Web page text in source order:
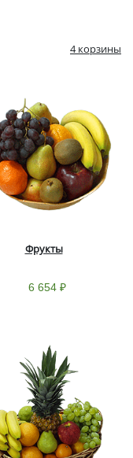
4 корзины
Фрукты
6 654 ₽